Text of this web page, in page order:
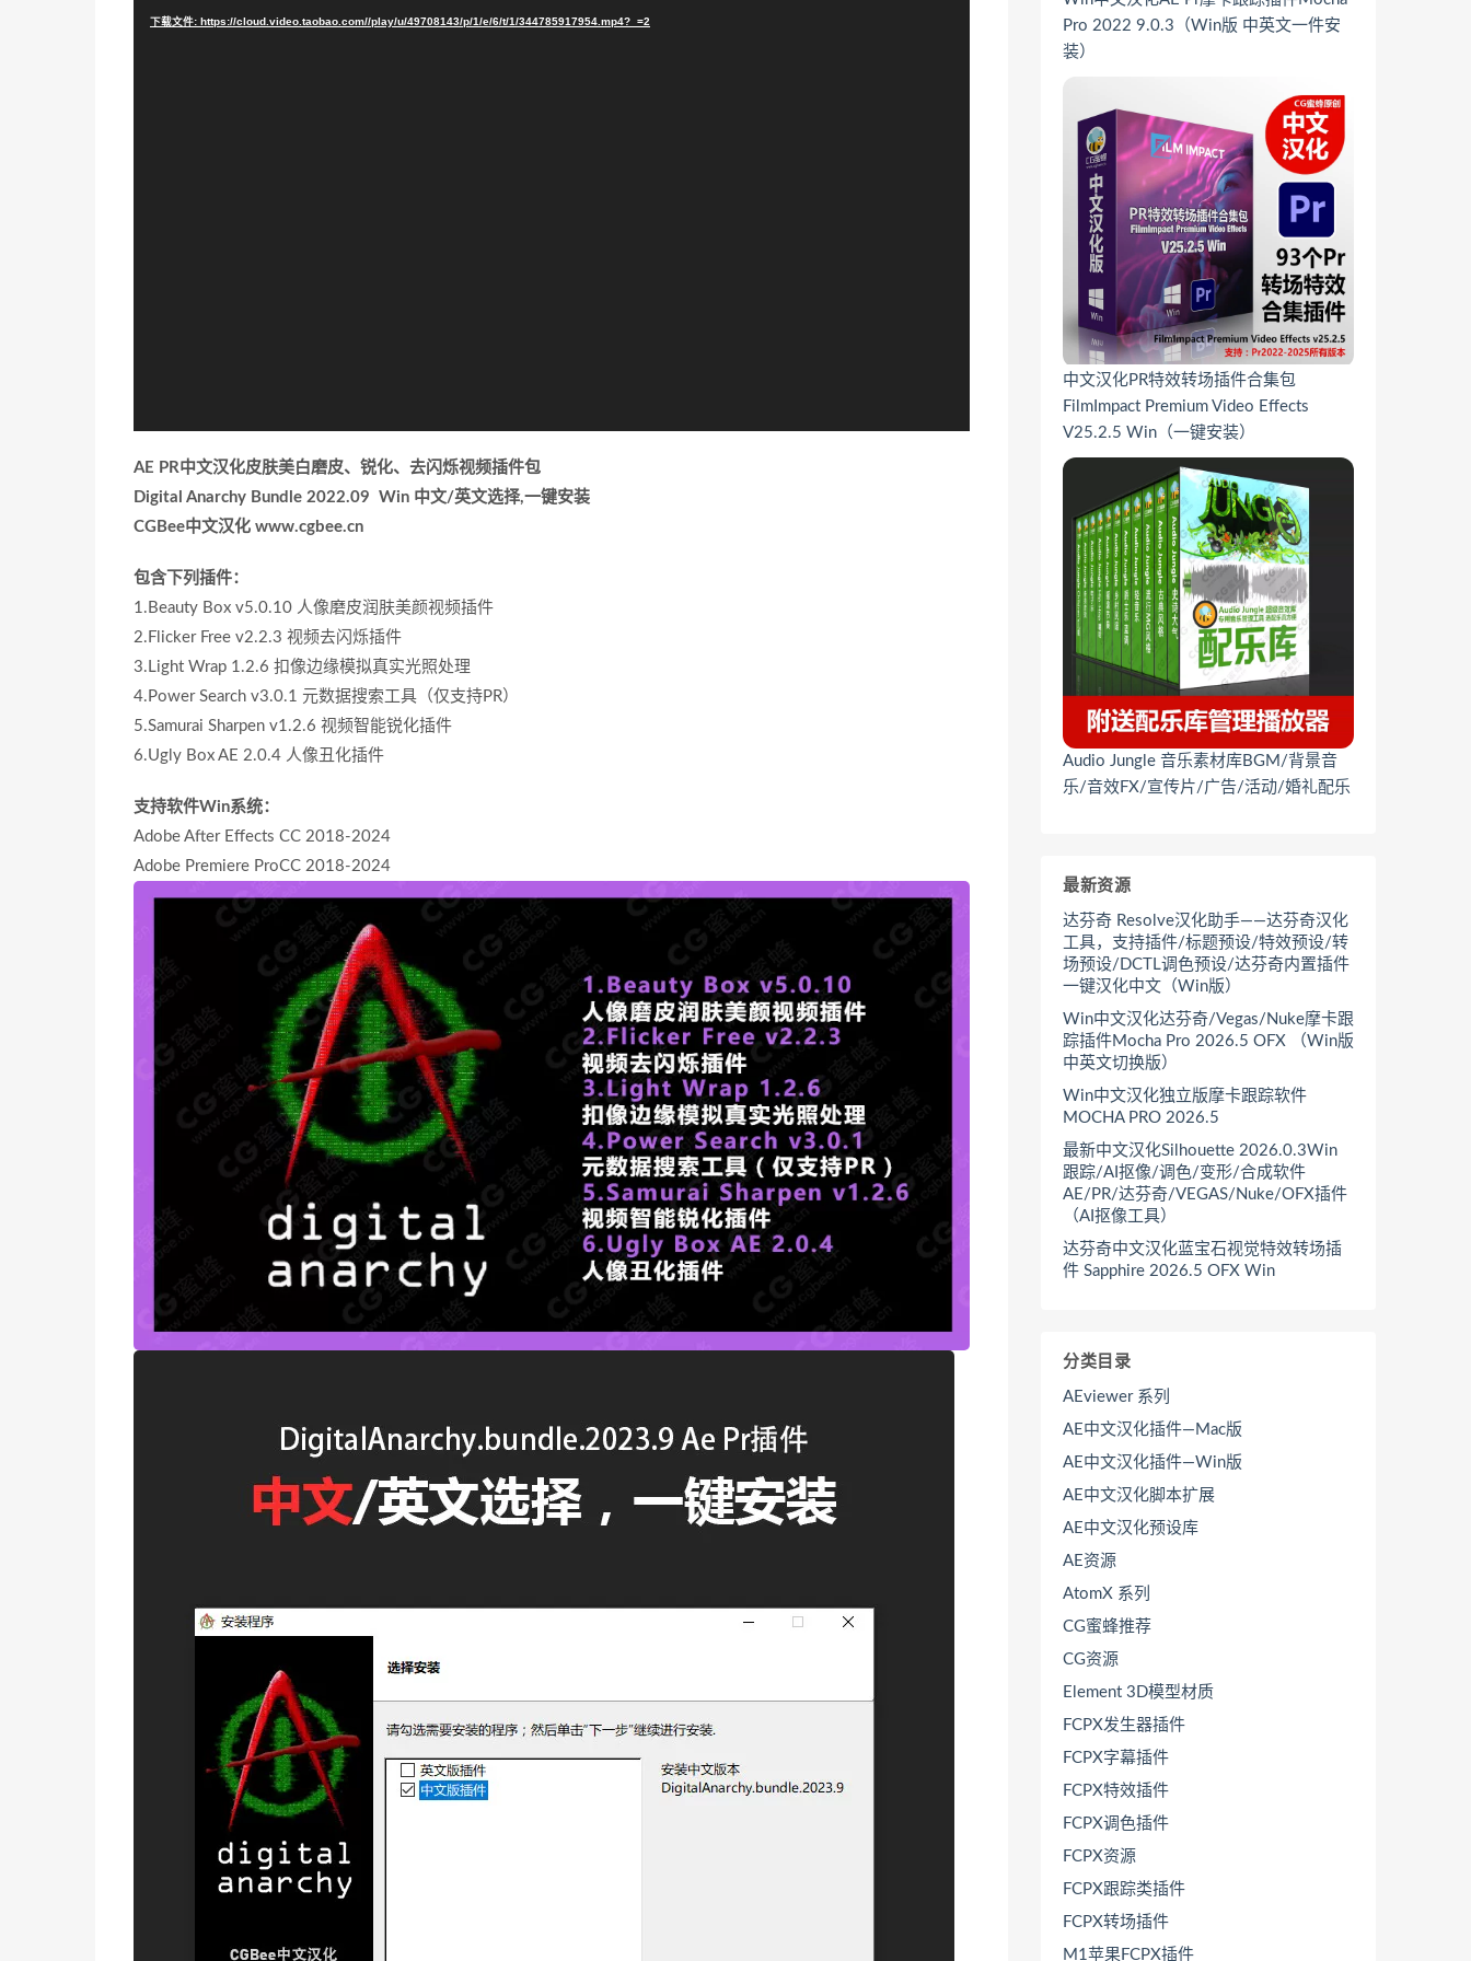
下载文件: https://cloud.video.taobao.com//play/u/49708143/p/1/e/6/t/1/344785917954.mp4?_=2
AE PR中文汉化皮肤美白磨皮、锐化、去闪烁视频插件包
Digital Anarchy Bundle 2022.09 Win 中文/英文选择,一键安装
CGBee中文汉化 www.cgbee.cn
包含下列插件：
1.Beauty Box v5.0.10 人像磨皮润肤美颜视频插件
2.Flicker Free v2.2.3 视频去闪烁插件
3.Light Wrap 1.2.6 扣像边缘模拟真实光照处理
4.Power Search v3.0.1 元数据搜索工具（仅支持PR）
5.Samurai Sharpen v1.2.6 视频智能锐化插件
6.Ugly Box AE 2.0.4 人像丑化插件
支持软件Win系统：
Adobe After Effects CC 2018-2024
Adobe Premiere ProCC 2018-2024
Pro 2022 9.0.3（Win版 中英文一件安
装）
中文汉化PR特效转场插件合集包
FilmImpact Premium Video Effects
V25.2.5 Win（一键安装）
Audio Jungle 音乐素材库BGM/背景音
乐/音效FX/宣传片/广告/活动/婚礼配乐
最新资源
达芬奇 Resolve汉化助手——达芬奇汉化
工具，支持插件/标题预设/特效预设/转
场预设/DCTL调色预设/达芬奇内置插件
一键汉化中文（Win版）
Win中文汉化达芬奇/Vegas/Nuke摩卡跟
踪插件Mocha Pro 2026.5 OFX （Win版
中英文切换版）
Win中文汉化独立版摩卡跟踪软件
MOCHA PRO 2026.5
最新中文汉化Silhouette 2026.0.3Win
跟踪/AI抠像/调色/变形/合成软件
AE/PR/达芬奇/VEGAS/Nuke/OFX插件
（AI抠像工具）
达芬奇中文汉化蓝宝石视觉特效转场插
件 Sapphire 2026.5 OFX Win
分类目录
AEviewer 系列
AE中文汉化插件—Mac版
AE中文汉化插件—Win版
AE中文汉化脚本扩展
AE中文汉化预设库
AE资源
AtomX 系列
CG蜜蜂推荐
CG资源
Element 3D模型材质
FCPX发生器插件
FCPX字幕插件
FCPX特效插件
FCPX调色插件
FCPX资源
FCPX跟踪类插件
FCPX转场插件
M1苹果FCPX插件